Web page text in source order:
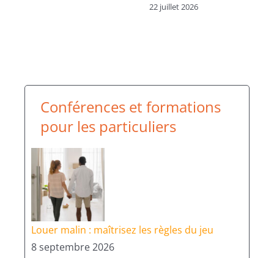
22 juillet 2026
Conférences et formations
pour les particuliers
Louer malin : maîtrisez les règles du jeu
8 septembre 2026